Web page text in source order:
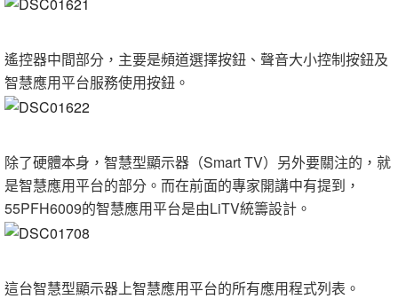
遙控器中間部分，主要是頻道選擇按鈕、聲音大小控制按鈕及
智慧應用平台服務使用按鈕。
除了硬體本身，智慧型顯示器（Smart TV）另外要關注的，就
是智慧應用平台的部分。而在前面的專家開講中有提到，
55PFH6009的智慧應用平台是由LiTV統籌設計。
這台智慧型顯示器上智慧應用平台的所有應用程式列表。